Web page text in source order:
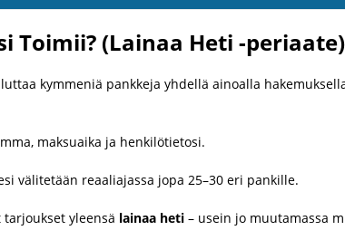
Toimii? (Lainaa Heti -periaate)
kymmeniä pankkeja yhdellä ainoalla
maksuaika ja henkilötietosi.
välitetään reaaliajassa jopa 25–30 eri pankille.
yleensä lainaa heti – usein jo muutamassa